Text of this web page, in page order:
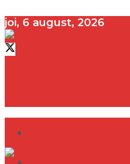
joi, 6 august, 2026